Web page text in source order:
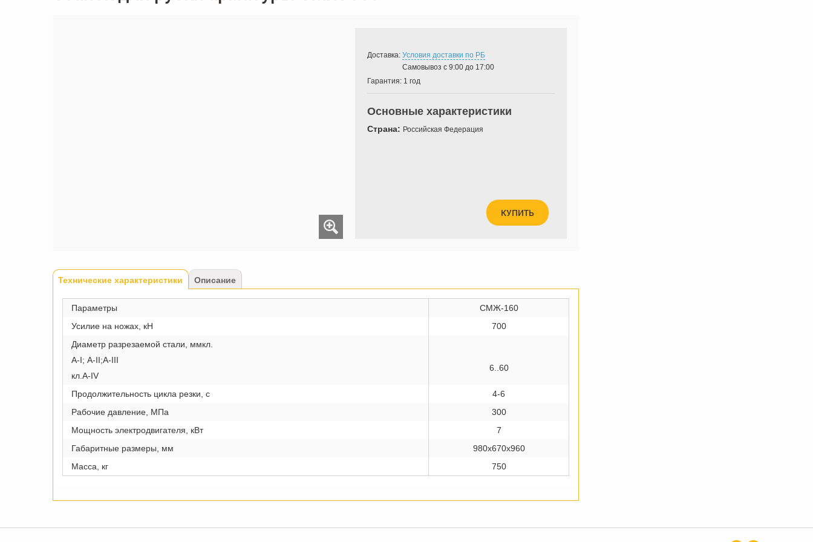
Доставка: Условия доставки по РБ
Самовывоз с 9:00 до 17:00
Гарантия: 1 год
Основные характеристики
Страна: Российская Федерация
КУПИТЬ
Tabs
Технические характеристики (активная
вкладка)
Описание
Параметры
СМЖ-160
Усилие на ножах, кН
700
Диаметр разрезаемой стали, ммкл.
А-I; A-II;A-III
кл.А-IV
6..60
Продолжительность цикла резки, с
4-6
Рабочие давление, МПа
300
Мощность электродвигателя, кВт
7
Габаритные размеры, мм
980x670x960
Масса, кг
750